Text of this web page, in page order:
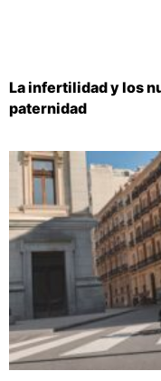
La infertilidad y los
paternidad